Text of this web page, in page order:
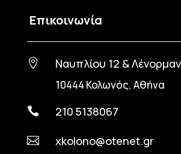
Επικοινωνία
 Ναυπλίου 12 &
10444 Κολωνός, Αθήνα
 210 5138067
 xkolono@otenet.gr